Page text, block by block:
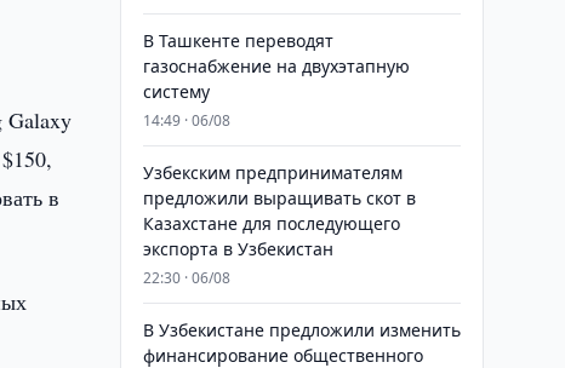
Galaxy
в
В Ташкенте переводят
газоснабжение на двухэтапную
систему
14:49 · 06/08
Узбекским предпринимателям
предложили выращивать скот в
Казахстане для последующего
экспорта в Узбекистан
22:30 · 06/08
В Узбекистане предложили изменить
финансирование общественного